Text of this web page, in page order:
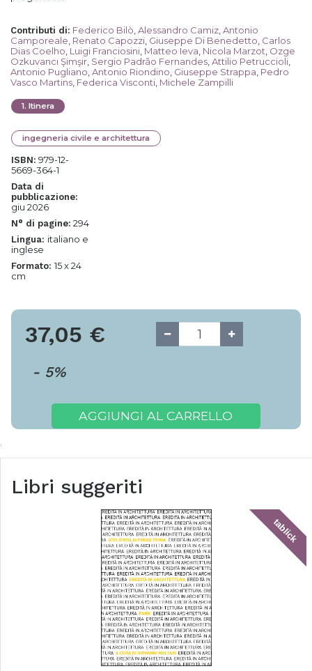
Contributi di: Federico Bilò Alessandro Camiz Antonio
Camporeale Renato Capozzi Giuseppe Di Benedetto Carlos
Dias Coelho Luigi Franciosini Matteo Ieva Nicola Marzot Ozge
Ozkuvancı Şimşir Sergio Padrão Fernandes Attilio Petruccioli
Antonio Pugliano Antonio Riondino Giuseppe Strappa Pedro
Vasco Martins Federica Visconti Michele Zampilli
1. Itinera
ingegneria civile e architettura
ISBN: 979-12-
5669-364-1
Data di
pubblicazione:
giu 2026
N° di pagine: 294
Lingua: italiano e
inglese
Formato: 15 x 24
cm
37,05 €
- 5%
AGGIUNGI AL CARRELLO
Libri suggeriti
tablick